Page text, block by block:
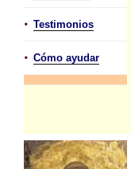
• Testimonios
• Cómo ayudar